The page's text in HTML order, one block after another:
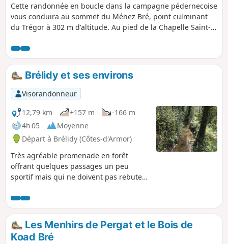
Cette randonnée en boucle dans la campagne pédernecoise
vous conduira au sommet du Ménez Bré, point culminant
du Trégor à 302 m d'altitude. Au pied de la Chapelle Saint-
guingampaise et de la Côte de Granit Rose aux Monts
d'Arrée. Hormis la montée assez raide pour atteindre le
sommet, vous ne rencontrerez aucune difficulté sur cette
randonnée. Privilégiez un jour ensoleillé afin d'avoir la vue
la plus magnifique possible.
Brélidy et ses environs
Visorandonneur
12,79 km
+157 m
-166 m
4h 05
Moyenne
Départ à Brélidy (Côtes-d'Armor)
Très agréable promenade en forêt
offrant quelques passages un peu
sportif mais qui ne doivent pas rebuter
jolies vues sur les rivières locales loin
du bruit de la ville. Elle se termine par
la vue panoramique offerte à partir de
l'oppidum.
Les Menhirs de Pergat et le Bois de
Koad Bré